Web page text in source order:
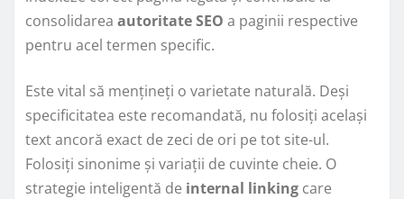
consolidarea autoritate SEO a paginii respective
pentru acel termen specific.
Este vital să mențineți o varietate naturală. Deși
specificitatea este recomandată, nu folosiți același
text ancoră exact de zeci de ori pe tot site-ul.
Folosiți sinonime și variații de cuvinte cheie. O
strategie inteligentă de internal linking care